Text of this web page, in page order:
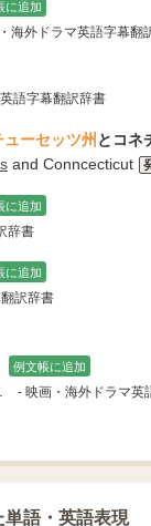
に追加
海外ドラマ英語字幕翻
語字幕翻訳辞書
ューセッツ州とコネ
and Conncecticut
に追加
辞書
に追加
訳辞書
例文帳に追加
- 映画・海外ドラマ英
単語・英語表現